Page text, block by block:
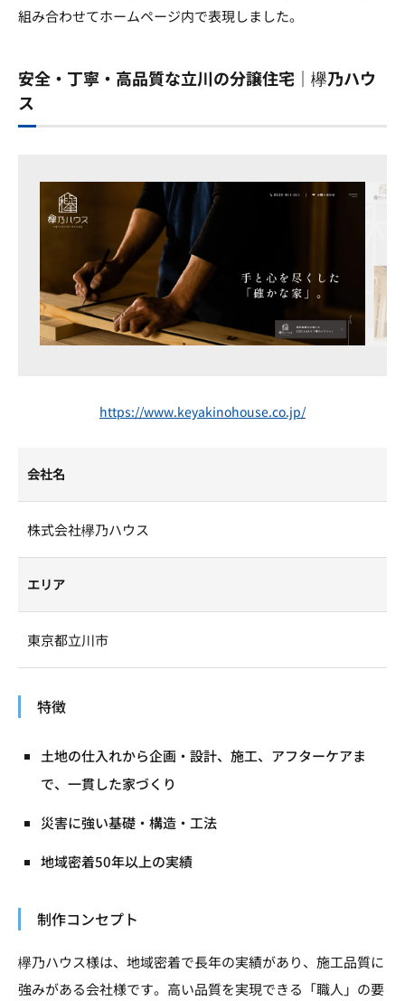
組み合わせてホームページ内で表現しました。
安全・丁寧・高品質な立川の分譲住宅｜欅乃ハウ
ス
https://www.keyakinohouse.co.jp/
会社名
株式会社欅乃ハウス
エリア
東京都立川市
特徴
土地の仕入れから企画・設計、施工、アフターケアま
で、一貫した家づくり
災害に強い基礎・構造・工法
地域密着50年以上の実績
制作コンセプト
欅乃ハウス様は、地域密着で長年の実績があり、施工品質に
強みがある会社様です。高い品質を実現できる「職人」の要